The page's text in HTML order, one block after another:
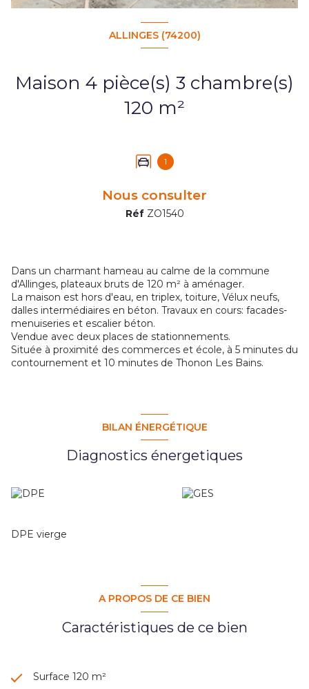
ALLINGES (74200)
Maison 4 pièce(s) 3 chambre(s)
120 m²
1
Nous consulter
Réf ZO1540
Dans un charmant hameau au calme de la commune
d'Allinges, plateaux bruts de 120 m² à aménager.
La maison est hors d'eau, en triplex, toiture, Vélux neufs,
dalles intermédiaires en béton. Travaux en cours: facades-
menuiseries et escalier béton.
Vendue avec deux places de stationnements.
Située à proximité des commerces et école, à 5 minutes du
contournement et 10 minutes de Thonon Les Bains.
BILAN ÉNERGÉTIQUE
Diagnostics énergetiques
DPE vierge
A PROPOS DE CE BIEN
Caractéristiques de ce bien
Surface 120 m²